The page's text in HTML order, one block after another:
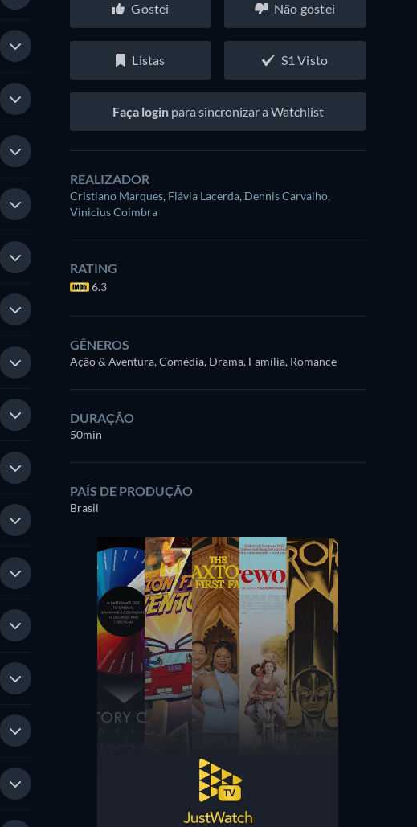
Gostei Não gostei
Listas S1 Visto
Faça loginpara sincronizar a Watchlist
REALIZADOR
Cristiano Marques, Flávia Lacerda, Dennis Carvalho,
Vinicius Coimbra
RATING
6.3
GÊNEROS
Ação & Aventura, Comédia, Drama, Família, Romance
DURAÇÃO
50min
PAÍS DE PRODUÇÃO
Brasil